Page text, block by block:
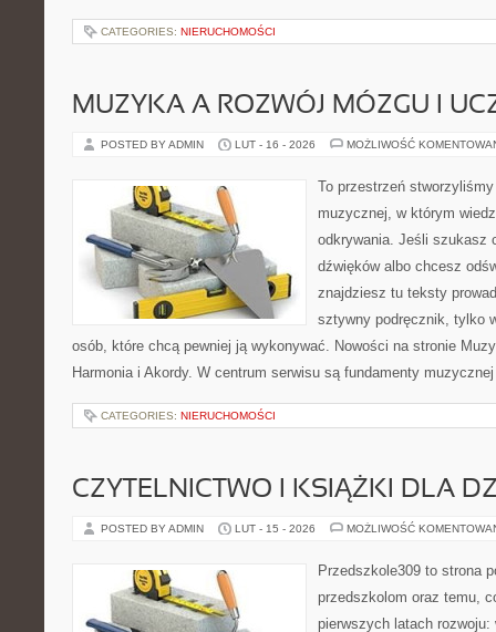
CATEGORIES: NIERUCHOMOŚCI
MUZYKA A ROZWÓJ MÓZGU I
POSTED BY ADMIN LUT - 16 - 2026 MOŻLIWOŚĆ
To przestrzeń
muzycznej, w którym
odkrywania. Jeśli szukasz
dźwięków albo chcesz
znajdziesz tu teksty
sztywny podręcznik, tylko
osób, które chcą pewniej ją wykonywać. Nowości na stronie
Harmonia i Akordy. W centrum serwisu są fundamenty
CATEGORIES: NIERUCHOMOŚCI
CZYTELNICTWO I KSIĄŻKI DLA
POSTED BY ADMIN LUT - 15 - 2026 MOŻLIWOŚĆ
Przedszkole309 to strona
przedszkolom oraz temu,
pierwszych latach